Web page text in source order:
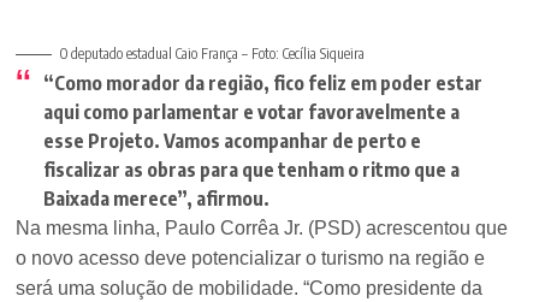
O deputado estadual Caio França – Foto: Cecília Siqueira
“Como morador da região, fico feliz em poder estar
aqui como parlamentar e votar favoravelmente a
esse Projeto. Vamos acompanhar de perto e
fiscalizar as obras para que tenham o ritmo que a
Baixada merece”, afirmou.
Na mesma linha, Paulo Corrêa Jr. (PSD) acrescentou que
o novo acesso deve potencializar o turismo na região e
será uma solução de mobilidade. “Como presidente da